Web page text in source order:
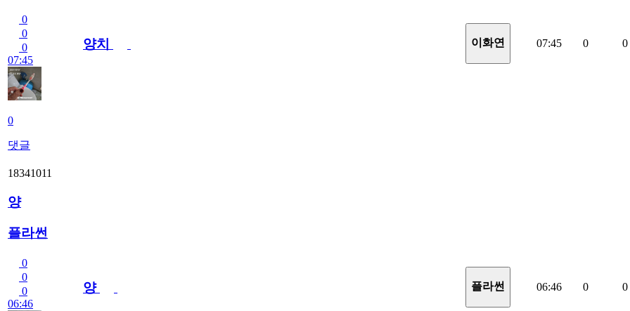
0
0
0
07:45
0
댓글
양치 이화연 07:45 0 0
18341011
양
플라썬
0
0
0
06:46
양 플라썬 06:46 0 0